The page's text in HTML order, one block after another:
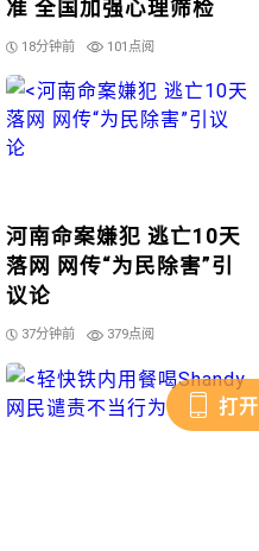
准 全国加强心理筛检
18分钟前 101点阅
河南命案嫌犯 逃亡10天
落网 网传“为民除害”引
议论
37分钟前 379点阅
打